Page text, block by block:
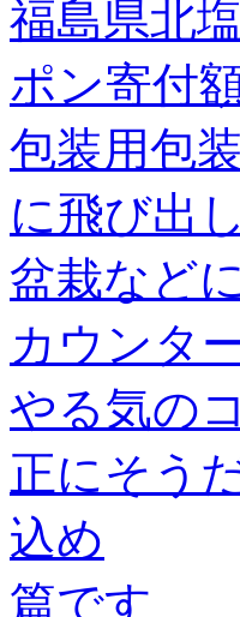
福島県北
ポン寄付
包装用包
に飛び出
盆栽など
カウンタ
やる気の
正にそう
込め
篇です